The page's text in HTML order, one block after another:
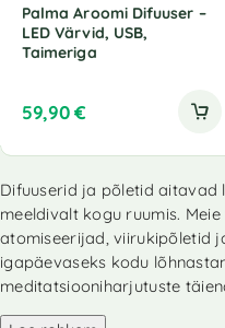
Palma Aroomi Difuuser –
LED Värvid, USB,
Taimeriga
59,90€
Difuuserid ja põletid aitavad
meeldivalt kogu ruumis.
atomiseerijad, viirukipõletid
igapäevaseks kodu
meditatsiooniharjutuste